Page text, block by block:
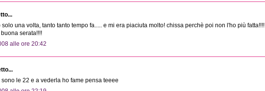
solo una volta, tanto tanto tempo fa..... e mi era piaciuta molto! chissa perchè poi non l'ho più fatta!!!!
serata!!!!
alle ore 20:42
le 22 e a vederla ho fame pensa teeee